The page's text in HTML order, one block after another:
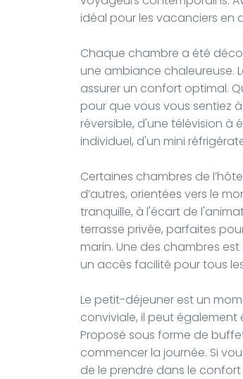
idéal pour les vacanciers en
Chaque chambre a été
une ambiance chaleureuse.
assurer un confort optimal.
pour que vous vous sentiez
réversible, d'une télévision
individuel, d'un mini
Certaines chambres de
d’autres, orientées vers le
tranquille, à l'écart de
terrasse privée, parfaites
marin. Une des chambres
un accès facilité pour tous
Le petit-déjeuner est un
conviviale, il peut également
Proposé sous forme de
commencer la journée. Si
de le prendre dans le